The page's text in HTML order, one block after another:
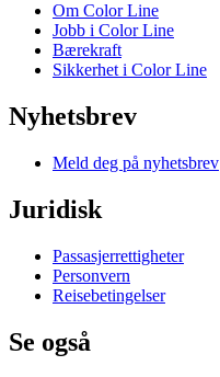
Om Color Line
Jobb i Color Line
Bærekraft
Sikkerhet i Color Line
Nyhetsbrev
Meld deg på nyhetsbrev
Juridisk
Passasjerrettigheter
Personvern
Reisebetingelser
Se også